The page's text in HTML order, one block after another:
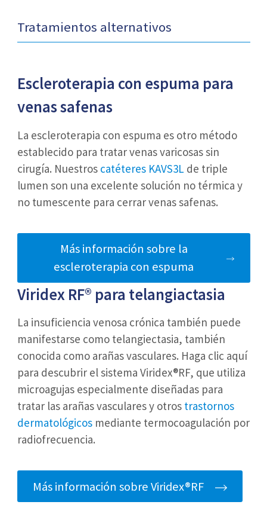
Tratamientos alternativos
Escleroterapia con espuma para
venas safenas
La escleroterapia con espuma es otro método
establecido para tratar venas varicosas sin
cirugía. Nuestros catéteres KAVS3L de triple
lumen son una excelente solución no térmica y
no tumescente para cerrar venas safenas.
Más información sobre la
escleroterapia con espuma
Viridex RF® para telangiactasia
La insuficiencia venosa crónica también puede
manifestarse como telangiectasia, también
conocida como arañas vasculares. Haga clic aquí
para descubrir el sistema Viridex®RF, que utiliza
microagujas especialmente diseñadas para
tratar las arañas vasculares y otros trastornos
dermatológicosmediante termocoagulación por
radiofrecuencia.
Más información sobre Viridex®RF